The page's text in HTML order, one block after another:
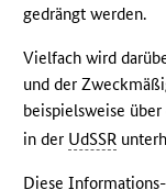
gedrängt werden.
Vielfach wird
und der
beispielsweise
in der UdSSR
Diese